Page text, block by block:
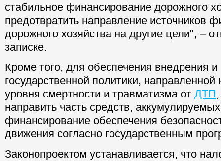
стабильное финансирование дорожного
предотвратить направление источников
дорожного хозяйства на другие цели", –
записке.
Кроме того, для обеспечения внедрения
государственной политики, направленной
уровня смертности и травматизма от ДТП
направить часть средств,
финансирование обеспечения
движения согласно государственным
Законопроектом устанавливается, что